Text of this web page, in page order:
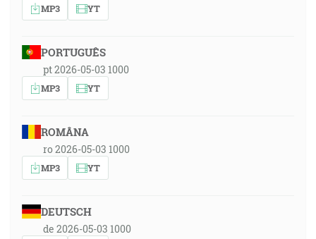
MP3 YT
PORTUGUÊS
pt 2026-05-03 1000
MP3 YT
ROMÂNA
ro 2026-05-03 1000
MP3 YT
DEUTSCH
de 2026-05-03 1000